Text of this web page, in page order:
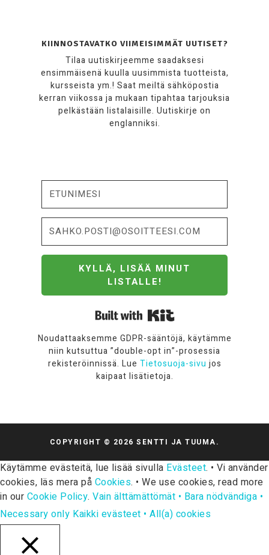
KIINNOSTAVATKO VIIMEISIMMÄT UUTISET?
Tilaa uutiskirjeemme saadaksesi
ensimmäisenä kuulla uusimmista tuotteista,
kursseista ym.! Saat meiltä sähköpostia
kerran viikossa ja mukaan tipahtaa tarjouksia
pelkästään listalaisille. Uutiskirje on
englanniksi.
KYLLÄ, LISÄÄ MINUT
LISTALLE!
Noudattaaksemme GDPR-sääntöjä, käytämme
niin kutsuttua ”double-opt in”-prosessia
rekisteröinnissä. Lue Tietosuoja-sivu jos
kaipaat lisätietoja.
COPYRIGHT © 2026 SENTTI JA TUUMA.
Käytämme evästeitä, lue lisää sivulla Evästeet. • Vi använder
cookies, läs mera på Cookies. • We use cookies, read more
in our Cookie Policy. Vain älttämättömät • Bara nödvändiga •
Necessary only Kaikki evästeet • All(a) cookies